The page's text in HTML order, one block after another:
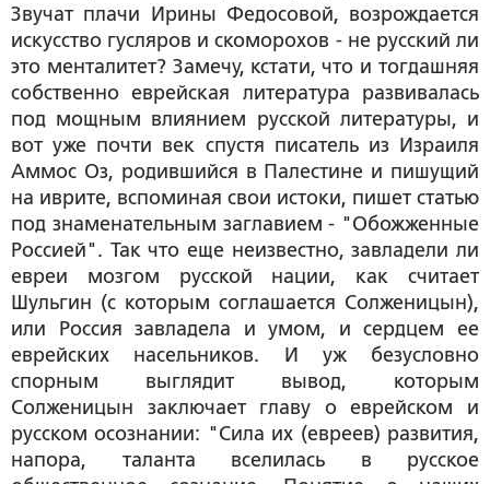
Звучат плачи Ирины Федосовой, возрождается
искусство гусляров и скоморохов - не русский ли
это менталитет? Замечу, кстати, что и тогдашняя
собственно еврейская литература развивалась
под мощным влиянием русской литературы, и
вот уже почти век спустя писатель из Израиля
Аммос Оз, родившийся в Палестине и пишущий
на иврите, вспоминая свои истоки, пишет статью
под знаменательным заглавием - "Обожженные
Россией". Так что еще неизвестно, завладели ли
евреи мозгом русской нации, как считает
Шульгин (с которым соглашается Солженицын),
или Россия завладела и умом, и сердцем ее
еврейских насельников. И уж безусловно
спорным выглядит вывод, которым
Солженицын заключает главу о еврейском и
русском осознании: "Сила их (евреев) развития,
напора, таланта вселилась в русское